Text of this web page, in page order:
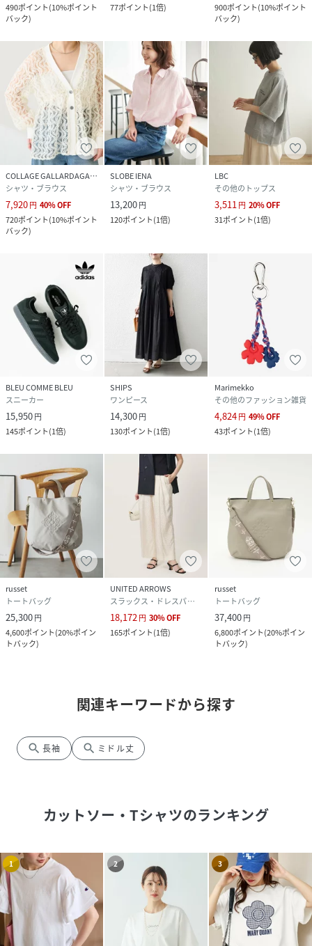
490ポイント(10%ポイント
バック)
77ポイント(1倍)
900ポイント(10%ポイント
バック)
COLLAGE GALLARDAGALANTE
シャツ・ブラウス
7,920円 40%OFF
720ポイント(10%ポイント
バック)
SLOBE IENA
シャツ・ブラウス
13,200円
120ポイント(1倍)
LBC
その他のトップス
3,511 円 20%OFF
31ポイント(1倍)
BLEU COMME BLEU
スニーカー
15,950円
145ポイント(1倍)
SHIPS
ワンピース
14,300円
130ポイント(1倍)
Marimekko
その他のファッション雑貨
4,824円 49%OFF
43ポイント(1倍)
russet
トートバッグ
25,300円
4,600ポイント(20%ポイン
トバック)
UNITED ARROWS
スラックス・ドレスパンツ
18,172 円 30%OFF
165ポイント(1倍)
russet
トートバッグ
37,400円
6,800ポイント(20%ポイン
トバック)
関連キーワードから探す
search 長袖 search ミドル丈
カットソー・Tシャツのランキング
1 2 3